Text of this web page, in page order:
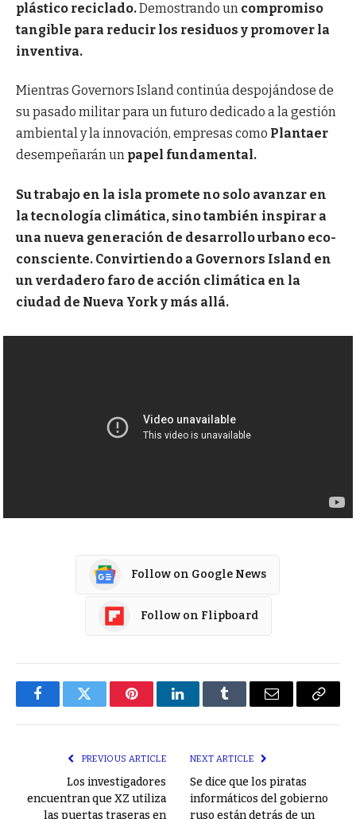
plástico reciclado.Demostrando un compromiso
tangible para reducir los residuos y promover la
inventiva.
Mientras Governors Island continúa despojándose de
su pasado militar para un futuro dedicado a la gestión
ambiental y la innovación, empresas como Plantaer
desempeñarán un papel fundamental.
Su trabajo en la isla promete no solo avanzar en
la tecnología climática, sino también inspirar a
una nueva generación de desarrollo urbano eco-
consciente. Convirtiendo a Governors Island en
un verdadero faro de acción climática en la
ciudad de Nueva York y más allá.
Follow on Google News
Follow on Flipboard
FacebookTwitter PinterestLinkedInTumblr Email
Copy
PREVIOUS ARTICLE
Los investigadores
encuentran que XZ utiliza
las puertas traseras en
NEXT ARTICLE
Se dice que los piratas
informáticos del gobierno
ruso están detrás de un